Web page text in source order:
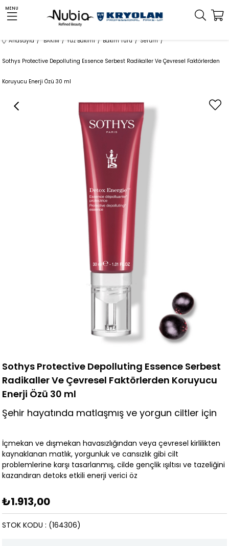
MENU
Anasayfa BAKIM Yüz Bakımı Bakım Türü Serum
Sothys Protective Depolluting Essence Serbest Radikaller Ve Çevresel Faktörlerden
Koruyucu Enerji Özü 30 ml
Sothys Protective Depolluting Essence Serbest
Radikaller Ve Çevresel Faktörlerden Koruyucu
Enerji Özü 30 ml
Şehir hayatında matlaşmış ve yorgun ciltler için
İçmekan ve dışmekan havasızlığından veya çevresel kirlilikten
kaynaklanan matlık, yorgunluk ve cansızlık gibi cilt
problemlerine karşı tasarlanmış, cilde gençlik ışıltısı ve tazeliğini
kazandıran detoks etkili enerji verici öz
₺1.913,00
(164306)
STOK KODU